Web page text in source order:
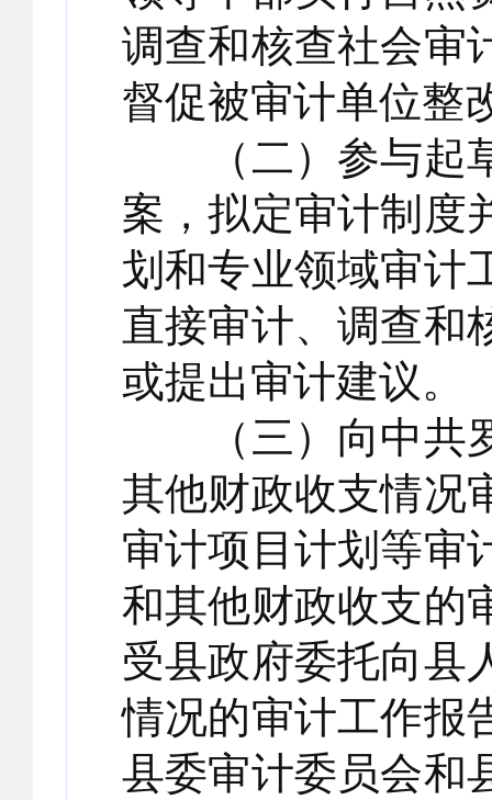
调查和核查社会审
督促被审计单位整
（二）参与起草
案，拟定审计制度
划和专业领域审计
直接审计、调查和
或提出审计建议。
（三）向中共罗
其他财政收支情况
审计项目计划等审
和其他财政收支的
受县政府委托向县
情况的审计工作报
县委审计委员会和